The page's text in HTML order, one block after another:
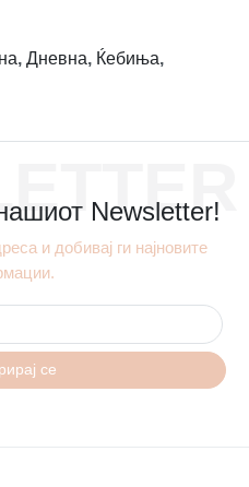
, Дневна, Ќебиња,
Newsletter!
и добивај ги најновите
се